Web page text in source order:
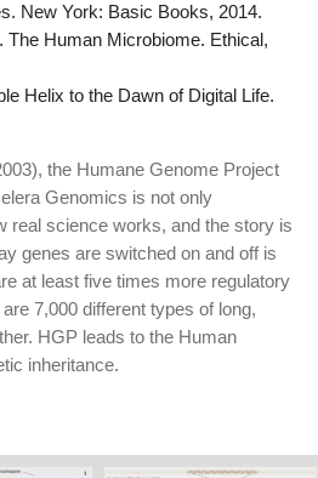
New York: Basic Books, 2014.
Human Microbiome. Ethical,
Helix to the Dawn of Digital Life.
the Humane Genome Project
Genomics is not only
real science works, and the story is
genes are switched on and off is
at least five times more regulatory
7,000 different types of long,
HGP leads to the Human
inheritance.